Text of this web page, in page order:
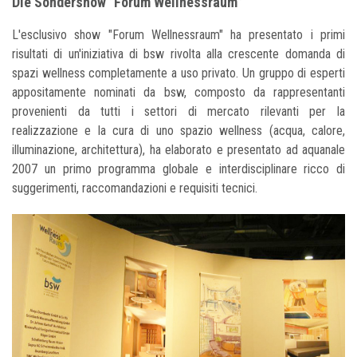
L'esclusivo show "Forum Wellnessraum" ha presentato i primi
risultati di un'iniziativa di bsw rivolta alla crescente domanda di
spazi wellness completamente a uso privato. Un gruppo di esperti
appositamente nominati da bsw, composto da rappresentanti
provenienti da tutti i settori di mercato rilevanti per la
realizzazione e la cura di uno spazio wellness (acqua, calore,
illuminazione, architettura), ha elaborato e presentato ad aquanale
2007 un primo programma globale e interdisciplinare ricco di
suggerimenti, raccomandazioni e requisiti tecnici.